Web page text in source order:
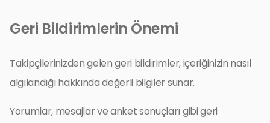
Geri Bildirimlerin Önemi
Takipçilerinizden gelen geri bildirimler, içeriğinizin nasıl
algılandığı hakkında değerli bilgiler sunar.
Yorumlar, mesajlar ve anket sonuçları gibi geri